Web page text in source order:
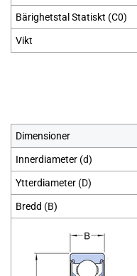
Bärighetstal Statiskt (C0)
Vikt
Dimensioner
Innerdiameter (d)
Ytterdiameter (D)
Bredd (B)